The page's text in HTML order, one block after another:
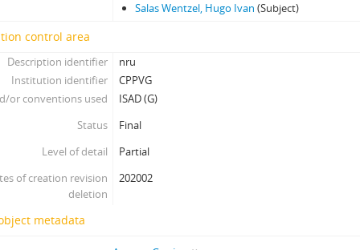
Salas Wentzel, Hugo Ivan (Subject)
control area
Description identifier
nru
Institution identifier
CPPVG
or conventions used
ISAD (G)
Status
Final
Level of detail
Partial
of creation revision
deletion
202002
metadata